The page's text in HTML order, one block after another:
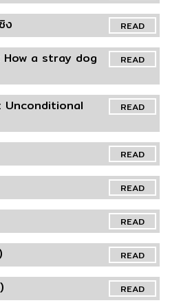
READ
ง
READ
How a stray dog
READ
Unconditional
READ
READ
READ
READ
READ